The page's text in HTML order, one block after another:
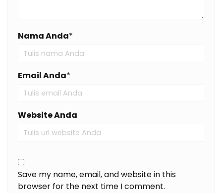
Nama Anda*
Email Anda*
Website Anda
Save my name, email, and website in this
browser for the next time I comment.